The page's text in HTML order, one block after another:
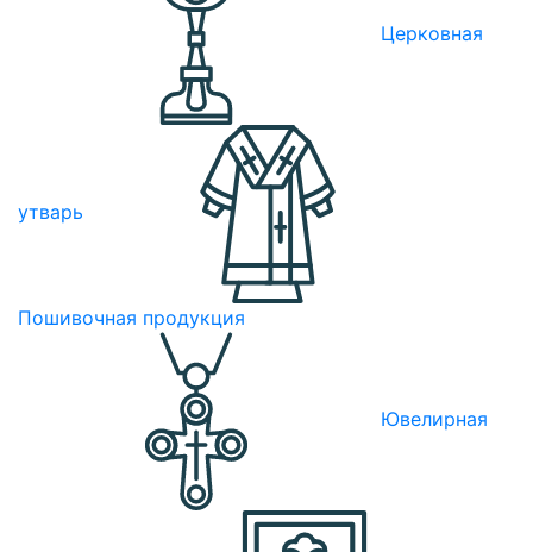
Церковная
утварь
Пошивочная продукция
Ювелирная